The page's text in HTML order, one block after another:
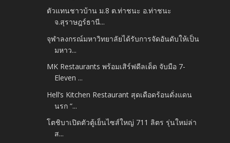
ตัวแทนชาวบ้าน ม.8 ต.ท่าชนะ อ.ท่าชนะ
จ.สุราษฎร์ธานี...
จุฬาลงกรณ์มหาวิทยาลัยได้รับการจัดอันดับให้เป็น
มหาว...
MK Restaurants พร้อมเสิร์ฟดีลเด็ด จับมือ 7-
Eleven ...
Hell’s Kitchen Restaurant สุดเดือดร้อนดั่งแดน
นรก “...
โตชิบาเปิดตัวตู้เย็นไซส์ใหญ่ 711 ลิตร รุ่นใหม่ล่า
ส...